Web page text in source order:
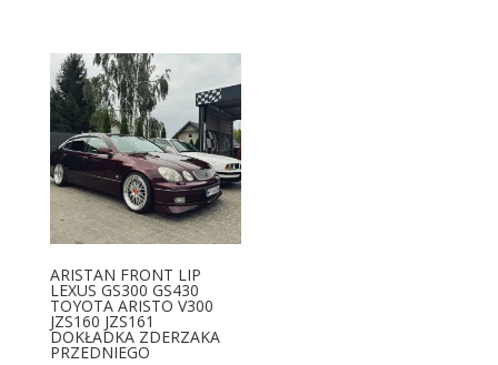
ARISTAN FRONT LIP
LEXUS GS300 GS430
TOYOTA ARISTO V300
JZS160 JZS161
DOKŁADKA ZDERZAKA
PRZEDNIEGO